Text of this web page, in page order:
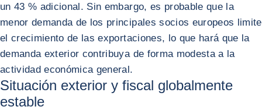
un 43 % adicional. Sin embargo, es probable que la
menor demanda de los principales socios europeos limite
el crecimiento de las exportaciones, lo que hará que la
demanda exterior contribuya de forma modesta a la
actividad económica general.
Situación exterior y fiscal globalmente
estable